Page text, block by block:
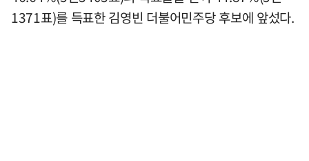
1371표)를 득표한 김영빈 더불어민주당 후보에 앞섰다.